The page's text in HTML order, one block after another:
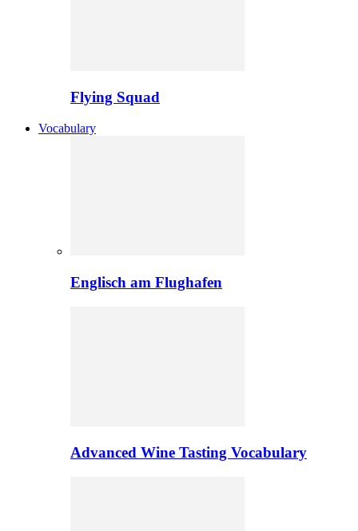
Flying Squad
Vocabulary
Englisch am Flughafen
Advanced Wine Tasting Vocabulary